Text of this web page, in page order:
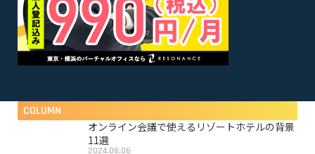
COLUMN
オンライン会議で使えるリゾートホテルの背景
11選
2024.08.06